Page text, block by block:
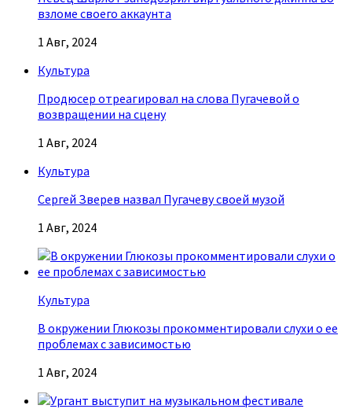
взломе своего аккаунта
1 Авг, 2024
Культура
Продюсер отреагировал на слова Пугачевой о
возвращении на сцену
1 Авг, 2024
Культура
Сергей Зверев назвал Пугачеву своей музой
1 Авг, 2024
Культура
В окружении Глюкозы прокомментировали слухи о ее
проблемах с зависимостью
1 Авг, 2024